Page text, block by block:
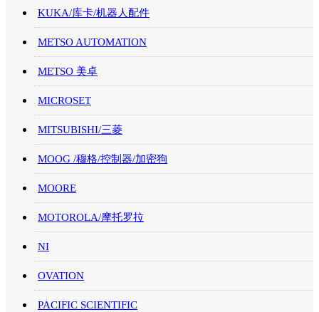
KUKA/库卡/机器人配件
METSO AUTOMATION
METSO 美卓
MICROSET
MITSUBISHI/三菱
MOOG /穆格/控制器/加密狗
MOORE
MOTOROLA/摩托罗拉
NI
OVATION
PACIFIC SCIENTIFIC